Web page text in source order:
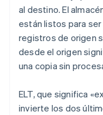
al destino. El
están listos para
registros de origen
desde el origen
una copia sin
ELT, que significa
invierte los dos